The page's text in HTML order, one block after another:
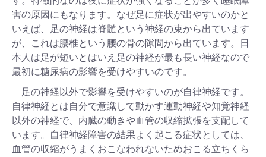
害の原因にもなります。なぜ足に症状が出やすいのかと
いえば、足の神経は脊髄という神経の束から出ています
が、これは腰椎という腰の骨の隙間から出ています。日
本人は足が短いとはいえ足の神経が最も長い神経なので
最初に糖尿病の影響を受けやすいのです。
足の神経以外で影響を受けやすいのが自律神経です。
自律神経とは自分で意識して動かす運動神経や知覚神経
以外の神経で、内臓の動きや血管の収縮拡張を支配して
います。自律神経障害の結果よく起こる症状としては、
血管の収縮がうまくおこなわれないためおこる立ちくら